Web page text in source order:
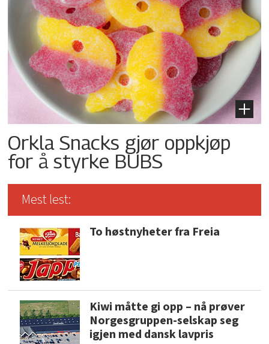
Orkla Snacks gjør oppkjøp
for å styrke BUBS
Mest lest:
To høstnyheter fra Freia
Kiwi måtte gi opp – nå prøver
Norgesgruppen-selskap seg
igjen med dansk lavpris